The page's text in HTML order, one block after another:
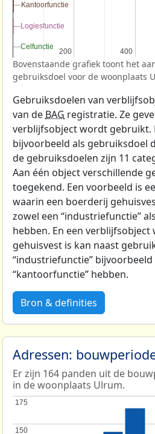
200
200 400
400
Kantoorfunctie
Kantoorfunctie
Logiesfunctie
Logiesfunctie
Celfunctie
Celfunctie
Bovenstaande grafiek toont het
gebruiksdoel voor de woonplaats
Gebruiksdoelen van
van de BAG registratie. Ze
verblijfsobject wordt gebruikt.
bijvoorbeeld als gebruiksdoel
de gebruiksdoelen zijn 11
Aan één object verschillende
toegekend. Een voorbeeld is
waarin een boerderij
zowel een “industriefunctie”
hebben. En een
gehuisvest is kan naast
“industriefunctie” bijvoorbeeld
“kantoorfunctie” hebben.
Bron & definities
Adressen:
Er zijn 164 panden uit de
in de woonplaats Ulrum.
150
150
175
175